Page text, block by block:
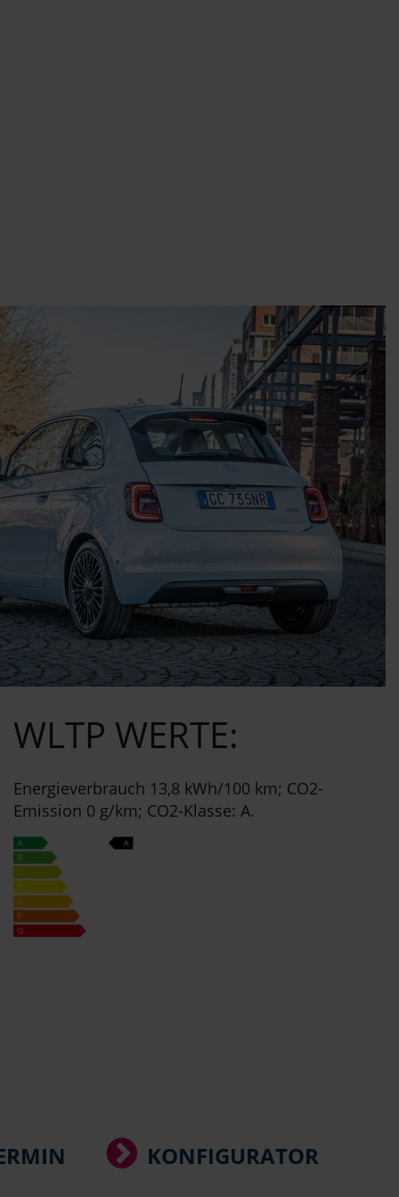
WLTP WERTE:
Energieverbrauch 13,8 kWh/100 km; CO2-
Emission 0 g/km; CO2-Klasse: A.
KONFIGURATOR